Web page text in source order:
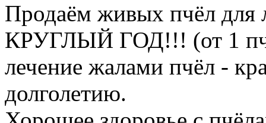
Продаём живых пчёл для
КРУГЛЫЙ ГОД!!! (от 1
лечение жалами пчёл -
долголетию.